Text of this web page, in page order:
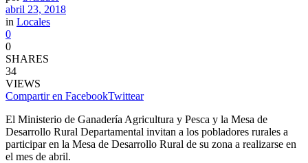
abril 23, 2018
in Locales
0
0
SHARES
34
VIEWS
Compartir en FacebookTwittear
El Ministerio de Ganadería Agricultura y Pesca y la Mesa de
Desarrollo Rural Departamental invitan a los pobladores rurales a
participar en la Mesa de Desarrollo Rural de su zona a realizarse en
el mes de abril.